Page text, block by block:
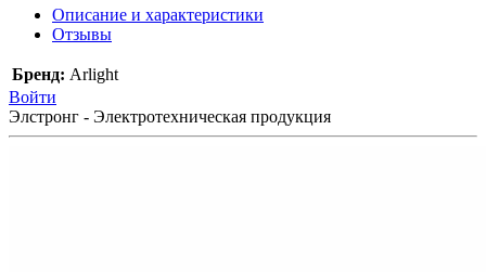
Описание и характеристики
Отзывы
Бренд: Arlight
Войти
Элстронг - Электротехническая продукция